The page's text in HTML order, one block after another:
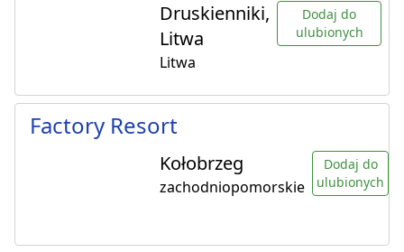
Druskienniki,
Litwa
Litwa
Dodaj do
ulubionych
Factory Resort
Kołobrzeg
zachodniopomorskie
Dodaj do
ulubionych